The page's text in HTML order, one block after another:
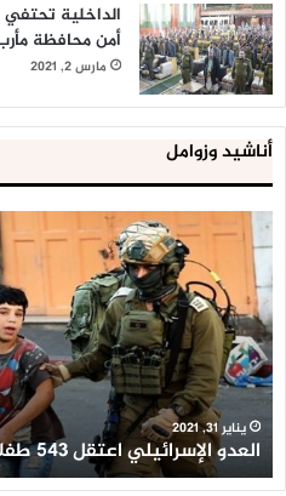
الداخلية
أمن محافظة
مارس 2, 2021
أناشيد وزوامل
العدو
الإسرائيلي
اعتقل
543
طفلا
فلسطينيا
خلال
2020
يناير 31, 2021
العدو الإسرائيلي اعتقل 543 طفلا فلسطينيا خلال 2020